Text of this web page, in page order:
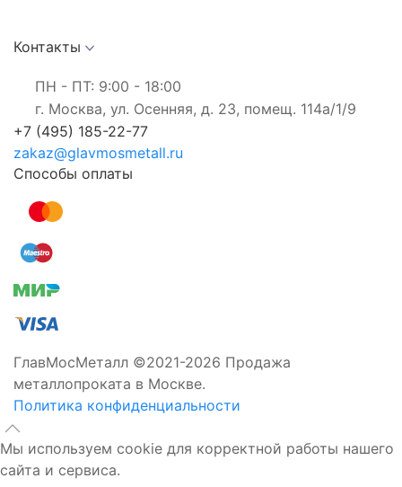
Контакты
ПН - ПТ: 9:00 - 18:00
г. Москва, ул. Осенняя, д. 23, помещ. 114а/1/9
+7 (495) 185-22-77
zakaz@glavmosmetall.ru
Способы оплаты
ГлавМосМеталл ©2021-2026 Продажа
металлопроката в Москве.
Политика конфиденциальности
Мы используем cookie для корректной работы нашего
сайта и сервиса.